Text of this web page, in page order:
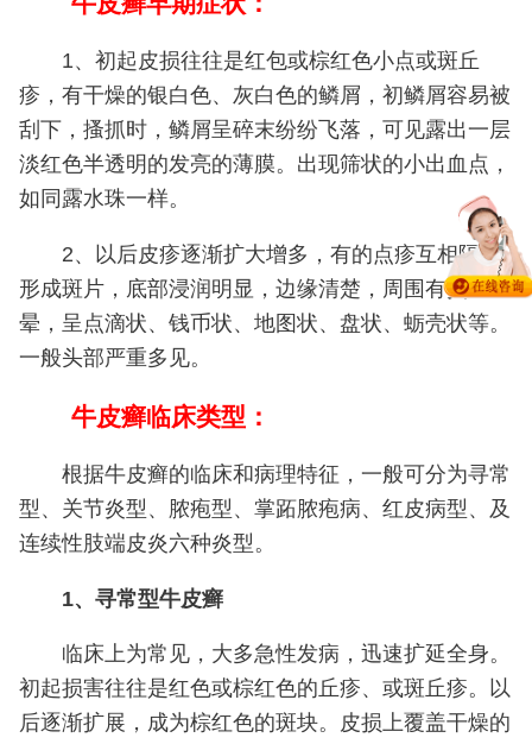
1、初起皮损往往是红包或棕红色小点或斑丘
疹，有干燥的银白色、灰白色的鳞屑，初鳞屑容易被
刮下，搔抓时，鳞屑呈碎末纷纷飞落，可见露出一层
淡红色半透明的发亮的薄膜。出现筛状的小出血点，
如同露水珠一样。
2、以后皮疹逐渐扩大增多，有的点疹互相隔合
形成斑片，底部浸润明显，边缘清楚，周围有炎症红
晕，呈点滴状、钱币状、地图状、盘状、蛎壳状等。
一般头部严重多见。
牛皮癣临床类型：
根据牛皮癣的临床和病理特征，一般可分为寻常
型、关节炎型、脓疱型、掌跖脓疱病、红皮病型、及
连续性肢端皮炎六种炎型。
1、寻常型牛皮癣
临床上为常见，大多急性发病，迅速扩延全身。
初起损害往往是红色或棕红色的丘疹、或斑丘疹。以
后逐渐扩展，成为棕红色的斑块。皮损上覆盖干燥的